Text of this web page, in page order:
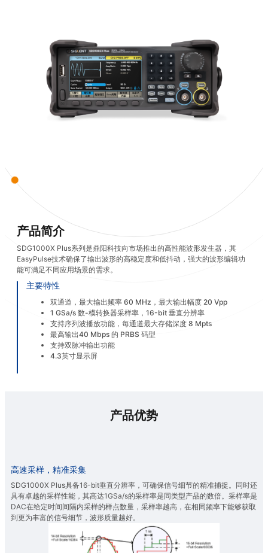
产品简介
SDG1000X Plus系列是鼎阳科技向市场推出的高性能波形发生器，其
EasyPulse技术确保了输出波形的高稳定度和低抖动，强大的波形编辑功
能可满足不同应用场景的需求。
主要特性
双通道，最大输出频率 60 MHz，最大输出幅度 20 Vpp
1 GSa/s 数-模转换器采样率，16-bit 垂直分辨率
支持序列波播放功能，每通道最大存储深度 8 Mpts
最高输出40 Mbps 的 PRBS 码型
支持双脉冲输出功能
4.3英寸显示屏
产品优势
高速采样，精准采集
SDG1000X Plus具备16-bit垂直分辨率，可确保信号细节的精准捕捉。同时还
具有卓越的采样性能，其高达1GSa/s的采样率是同类型产品的数倍。采样率是
DAC在给定时间间隔内采样的样点数量，采样率越高，在相同频率下能够获取
到更为丰富的信号细节，波形质量越好。